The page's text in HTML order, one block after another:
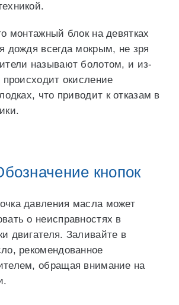
монтажный блок на девятках
дождя всегда мокрым, не зря
называют болотом, и из-
происходит окисление
что приводит к отказам в
кнопок
давления масла может
о неисправностях в
двигателя. Заливайте в
рекомендованное
обращая внимание на